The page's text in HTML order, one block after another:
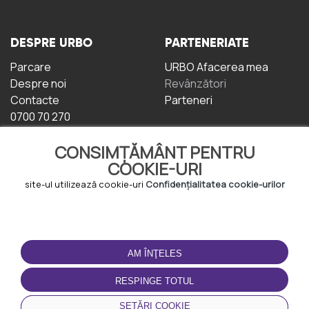
CONSIMȚĂMÂNT PENTRU
COOKIE-URI
site-ul utilizează cookie-uri Confidențialitatea cookie-urilor
AM ÎNŢELES
RESPINGE TOTUL
SETĂRI COOKIE
DESPRE URBO
Parcare
Despre noi
Contacte
0700 70 270
PARTENERIATE
URBO Afacerea mea
Revânzători
Parteneri
TERMENI DE UTILIZARE
Termeni și condiții
Politica de
Confidențialitate
Politica de cookie-uri
DESCĂRCAȚI
APLICAȚIA